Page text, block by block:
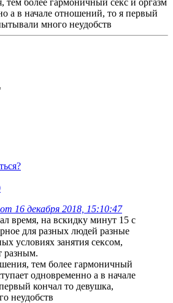
более гармоничный секс и оргазм
а в начале отношений, то я первый
много неудобств
16 декабря 2018, 15:10:47
время, на вскидку минут 15 с
для разных людей разные
условиях занятия сексом,
разным.
тем более гармоничный
одновременно а в начале
кончал то девушка,
неудобств